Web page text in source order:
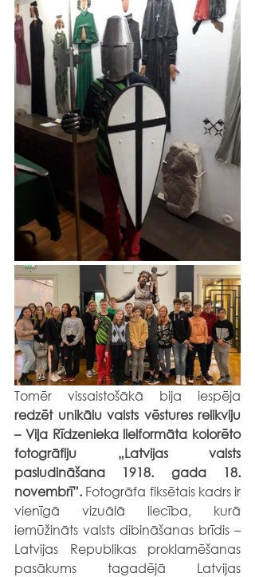
redzēt unikālu valsts vēstures relikviju
– Viļa Rīdzenieka lielformāta kolorēto
fotogrāfiju „Latvijas valsts
pasludināšana 1918. gada 18.
novembrī”. Fotogrāfa fiksētais kadrs ir
vienīgā vizuālā liecība, kurā
iemūžināts valsts dibināšanas brīdis –
Latvijas Republikas proklamēšanas
pasākums tagadējā Latvijas